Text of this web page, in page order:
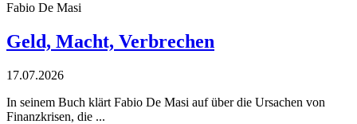
Fabio De Masi
Geld, Macht, Verbrechen
17.07.2026
In seinem Buch klärt Fabio De Masi auf über die Ursachen von
Finanzkrisen, die ...